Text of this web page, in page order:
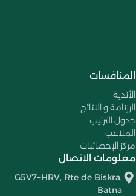
المنافسات
الأندية
الرزنامة و النتائج
جدول الترتيب
الملاعب
مركز الإحصائيات
معلومات الاتصال
G5V7+HRV, Rte de Biskra,
Batna